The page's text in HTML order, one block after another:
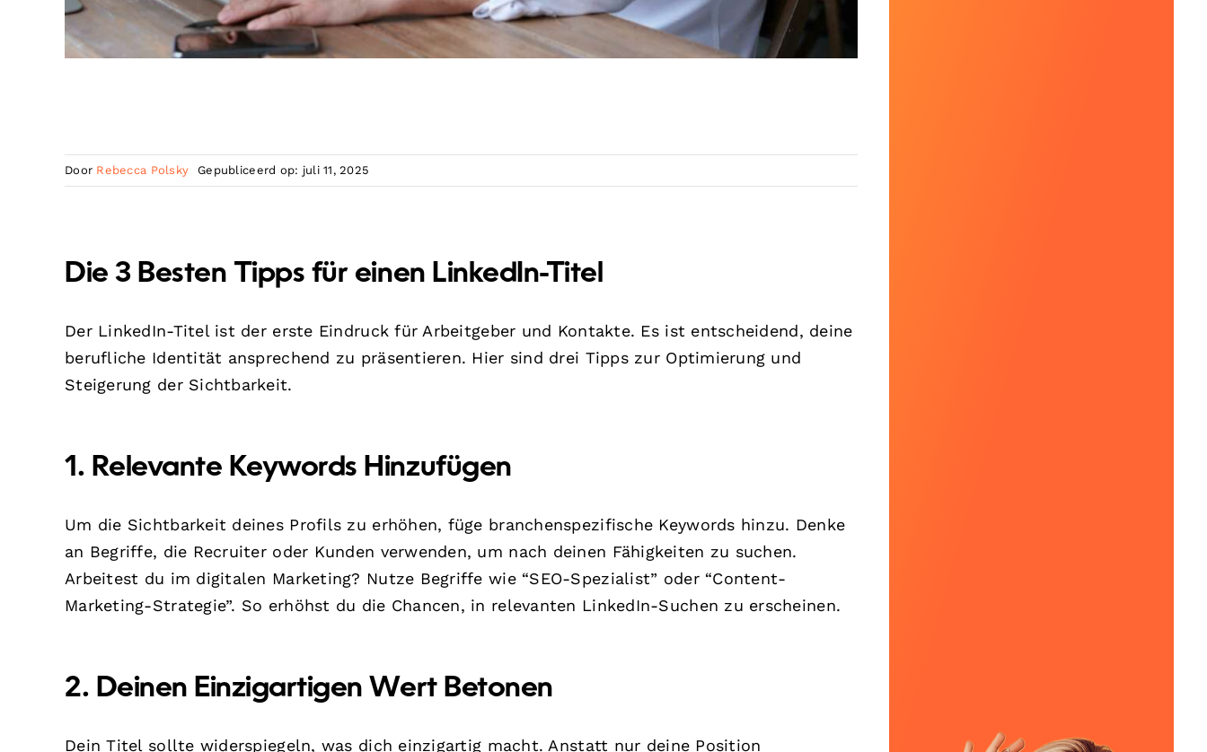
Door Rebecca Polsky Gepubliceerd op: juli 11, 2025
Die 3 Besten Tipps für einen LinkedIn-Titel
Der LinkedIn-Titel ist der erste Eindruck für Arbeitgeber und Kontakte. Es ist entscheidend, deine
berufliche Identität ansprechend zu präsentieren. Hier sind drei Tipps zur Optimierung und
Steigerung der Sichtbarkeit.
1. Relevante Keywords Hinzufügen
Um die Sichtbarkeit deines Profils zu erhöhen, füge branchenspezifische Keywords hinzu. Denke
an Begriffe, die Recruiter oder Kunden verwenden, um nach deinen Fähigkeiten zu suchen.
Arbeitest du im digitalen Marketing? Nutze Begriffe wie “SEO-Spezialist” oder “Content-
Marketing-Strategie”. So erhöhst du die Chancen, in relevanten LinkedIn-Suchen zu erscheinen.
2. Deinen Einzigartigen Wert Betonen
Dein Titel sollte widerspiegeln, was dich einzigartig macht. Anstatt nur deine Position